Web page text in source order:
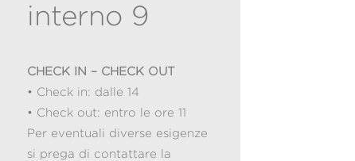
interno 9
CHECK IN – CHECK OUT
• Check in: dalle 14
• Check out: entro le ore 11
Per eventuali diverse esigenze
si prega di contattare la